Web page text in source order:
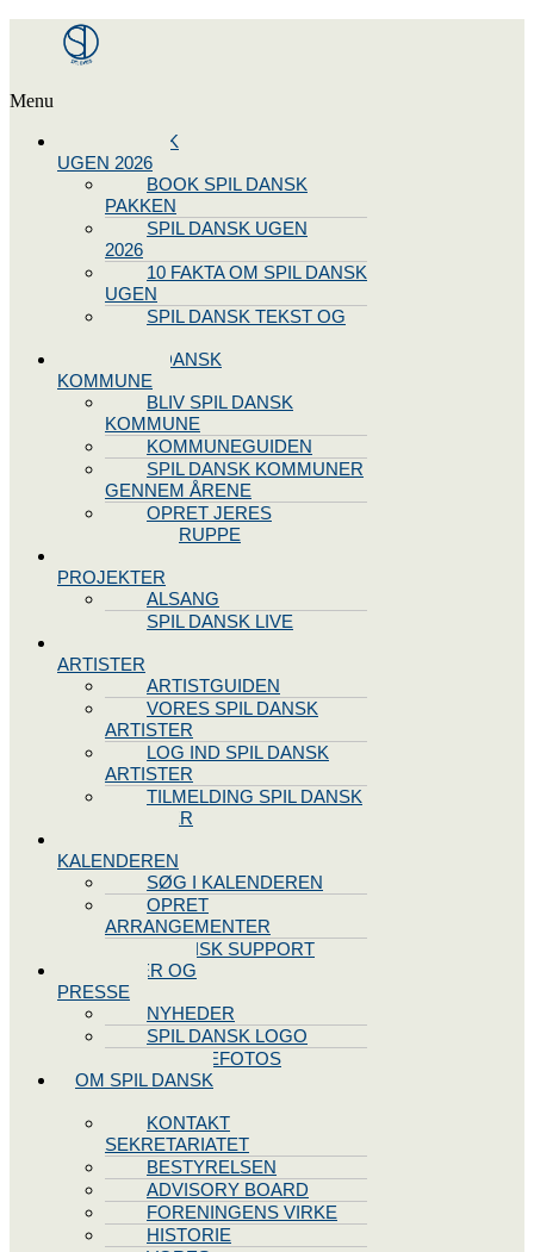
Menu
SPIL DANSK
UGEN 2026
BOOK SPIL DANSK
PAKKEN
SPIL DANSK UGEN
2026
10 FAKTA OM SPIL DANSK
UGEN
SPIL DANSK TEKST OG
BLIV SPIL DANSK
KOMMUNE
BLIV SPIL DANSK
KOMMUNE
KOMMUNEGUIDEN
SPIL DANSK KOMMUNER
GENNEM ÅRENE
OPRET JERES
STYREGRUPPE
PROJEKTER
ALSANG
SPIL DANSK LIVE
ARTISTER
ARTISTGUIDEN
VORES SPIL DANSK
ARTISTER
LOG IND SPIL DANSK
ARTISTER
TILMELDING SPIL DANSK
ARTISTER
KALENDEREN
SØG I KALENDEREN
OPRET
ARRANGEMENTER
TEKNISK SUPPORT
NYHEDER OG
PRESSE
NYHEDER
SPIL DANSK LOGO
PRESSEFOTOS
OM SPIL DANSK
KONTAKT
SEKRETARIATET
BESTYRELSEN
ADVISORY BOARD
FORENINGENS VIRKE
HISTORIE